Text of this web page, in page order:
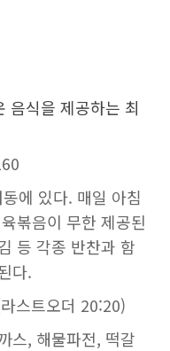
음식을 제공하는 최
에 있다. 매일 아침
볶음이 무한 제공된
등 각종 반찬과 함
다.
스트오더 20:20)
스, 해물파전, 떡갈